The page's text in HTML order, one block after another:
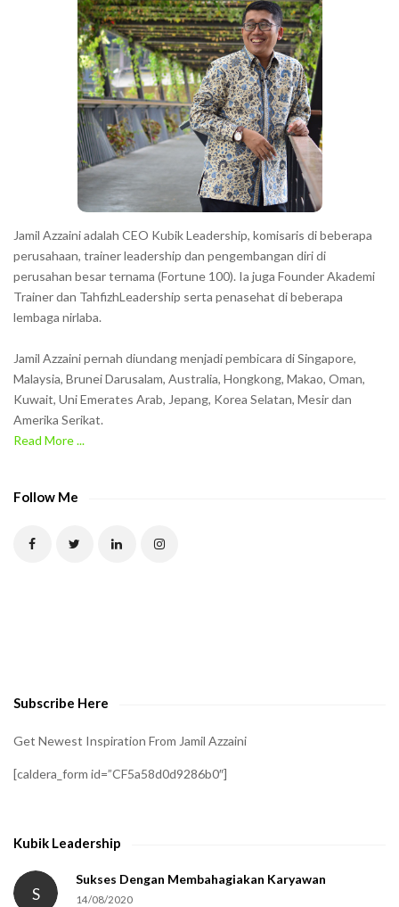
Jamil Azzaini adalah CEO Kubik Leadership, komisaris di beberapa
perusahaan, trainer leadership dan pengembangan diri di
perusahan besar ternama (Fortune 100). Ia juga Founder Akademi
Trainer dan TahfizhLeadership serta penasehat di beberapa
lembaga nirlaba.
Jamil Azzaini pernah diundang menjadi pembicara di Singapore,
Malaysia, Brunei Darusalam, Australia, Hongkong, Makao, Oman,
Kuwait, Uni Emerates Arab, Jepang, Korea Selatan, Mesir dan
Amerika Serikat.
Read More ...
Follow Me
Subscribe Here
Get Newest Inspiration From Jamil Azzaini
[caldera_form id=”CF5a58d0d9286b0″]
Kubik Leadership
S
Sukses Dengan Membahagiakan Karyawan
14/08/2020